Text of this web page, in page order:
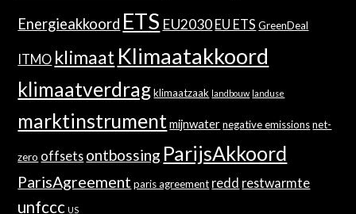
Energieakkoord ETS EU2030 EU ETS GreenDeal
ITMO klimaat Klimaatakkoord
klimaatverdrag klimaatzaak landbouw landuse
marktinstrument mijnwater negative emissions net-
zero offsets ontbossing ParijsAkkoord
ParisAgreement paris agreement redd restwarmte
unfccc US